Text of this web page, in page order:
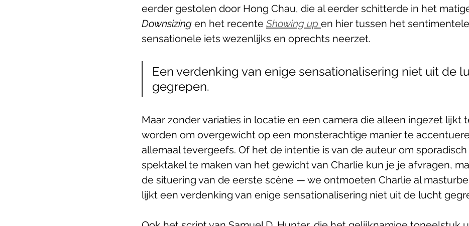
eerder gestolen door Hong Chau, die al eerder schitterde in het
Downsizing en het recente Showing up en hier tussen het
sensationele iets wezenlijks en oprechts neerzet.
Een verdenking van enige sensationalisering niet uit de
gegrepen.
Maar zonder variaties in locatie en een camera die alleen ingezet lijkt
worden om overgewicht op een monsterachtige manier te
allemaal tevergeefs. Of het de intentie is van de auteur om
spektakel te maken van het gewicht van Charlie kun je je afvragen,
de situering van de eerste scène — we ontmoeten Charlie al
lijkt een verdenking van enige sensationalisering niet uit de lucht